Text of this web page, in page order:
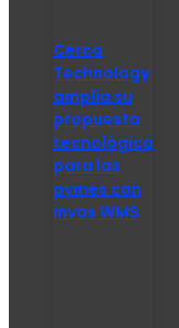
Cerca
Technology
amplía su
propuesta
tecnológica
para las
pymes con
invas WMS